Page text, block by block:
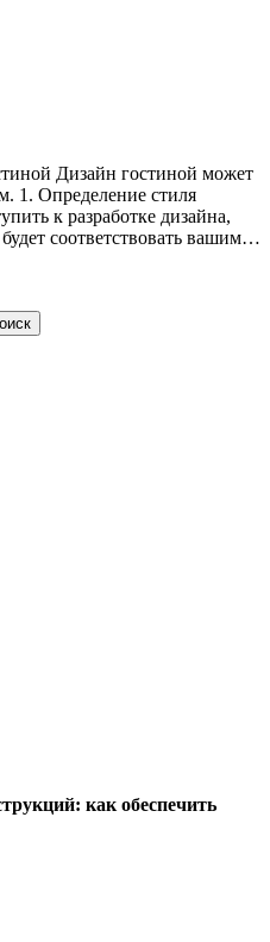
Дизайн гостиной может
1. Определение стиля
к разработке дизайна,
соответствовать вашим…
как обеспечить